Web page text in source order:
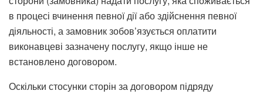
в процесі вчинення певної дії або здійснення певної
діяльності, а замовник зобов’язується оплатити
виконавцеві зазначену послугу, якщо інше не
встановлено договором.
Оскільки стосунки сторін за договором підряду